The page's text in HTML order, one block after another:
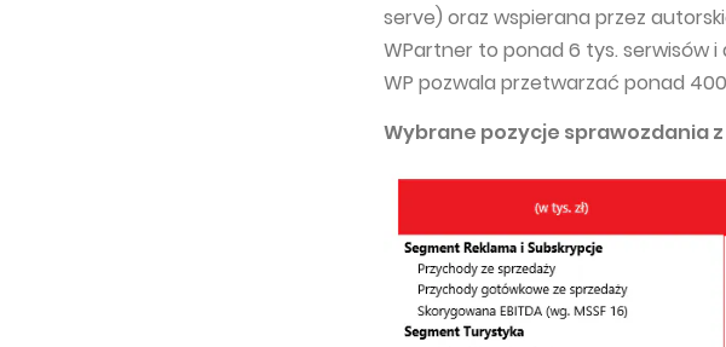
serve) oraz wspierana przez
WPartner to ponad 6 tys. serwisów i
WP pozwala przetwarzać ponad
Wybrane pozycje sprawozdania